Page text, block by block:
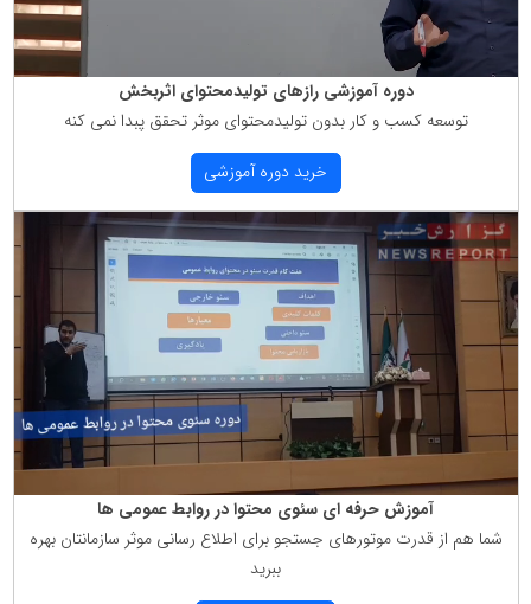
دوره آموزشی رازهای تولیدمحتوای اثربخش
توسعه كسب و كار بدون تولیدمحتوای موثر تحقق پبدا نمی كنه
خرید دوره آموزشی
آموزش حرفه ای سئوی محتوا در روابط عمومی ها
شما هم از قدرت موتورهای جستجو برای اطلاع رسانی موثر سازمانتان بهره
ببرید